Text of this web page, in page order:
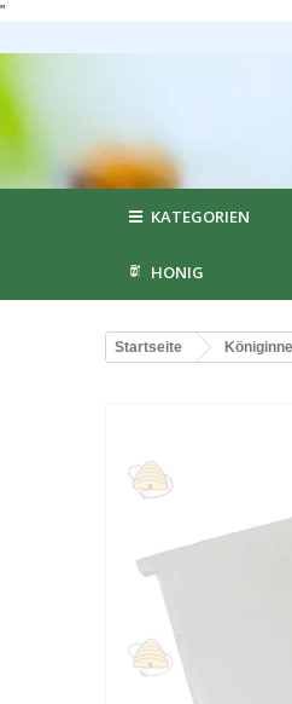
"
KATEGORIEN
HONIG
Startseite